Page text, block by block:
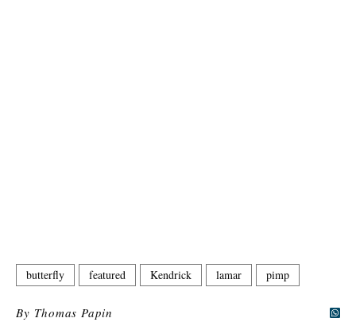
butterfly featured Kendrick lamar pimp
By Thomas Papin